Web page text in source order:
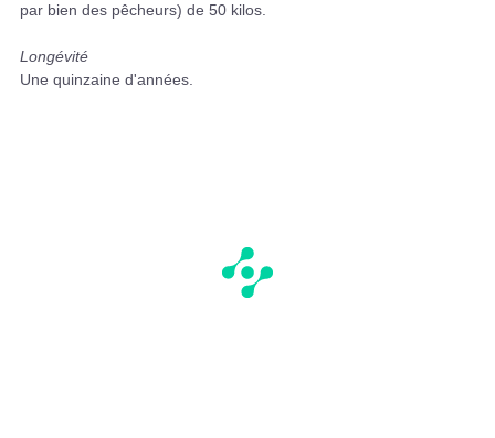
par bien des pêcheurs) de 50 kilos.
Longévité
Une quinzaine d'années.